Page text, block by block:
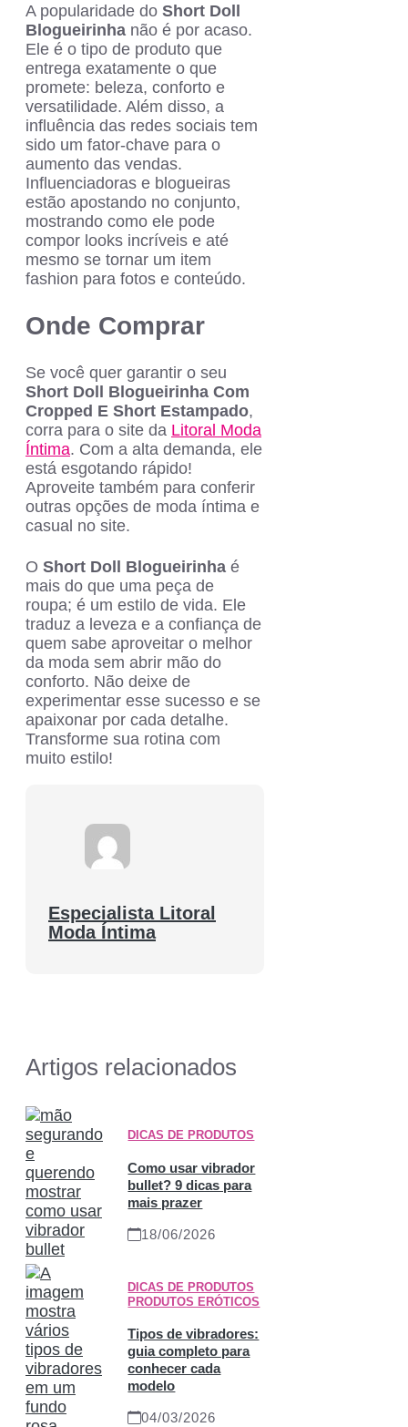
A popularidade do Short Doll
Blogueirinha não é por acaso.
Ele é o tipo de produto que
entrega exatamente o que
promete: beleza, conforto e
versatilidade. Além disso, a
influência das redes sociais tem
sido um fator-chave para o
aumento das vendas.
Influenciadoras e blogueiras
estão apostando no conjunto,
mostrando como ele pode
compor looks incríveis e até
mesmo se tornar um item
fashion para fotos e conteúdo.
Onde Comprar
Se você quer garantir o seu
Short Doll Blogueirinha Com
Cropped E Short Estampado,
corra para o site da Litoral Moda
Íntima. Com a alta demanda, ele
está esgotando rápido!
Aproveite também para conferir
outras opções de moda íntima e
casual no site.
O Short Doll Blogueirinha é
mais do que uma peça de
roupa; é um estilo de vida. Ele
traduz a leveza e a confiança de
quem sabe aproveitar o melhor
da moda sem abrir mão do
conforto. Não deixe de
experimentar esse sucesso e se
apaixonar por cada detalhe.
Transforme sua rotina com
muito estilo!
Especialista Litoral
Moda Íntima
Artigos relacionados
DICAS DE PRODUTOS
Como usar vibrador
bullet? 9 dicas para
mais prazer
18/06/2026
DICAS DE PRODUTOS
PRODUTOS ERÓTICOS
Tipos de vibradores:
guia completo para
conhecer cada
modelo
04/03/2026